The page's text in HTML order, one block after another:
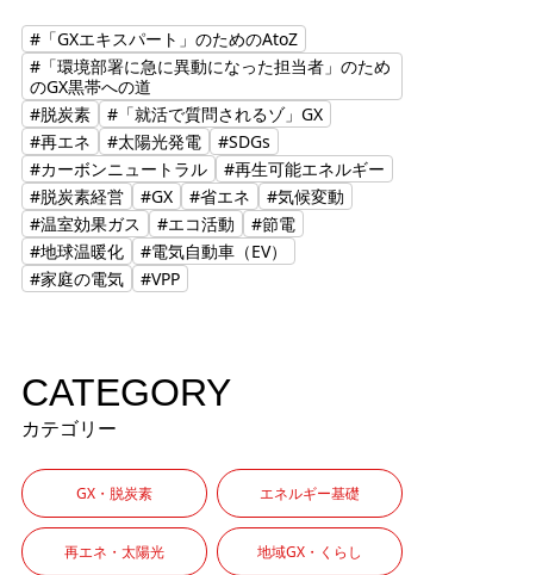
#「GXエキスパート」のためのAtoZ
#「環境部署に急に異動になった担当者」のため
のGX黒帯への道
#脱炭素
#「就活で質問されるゾ」GX
#再エネ
#太陽光発電
#SDGs
#カーボンニュートラル
#再生可能エネルギー
#脱炭素経営
#GX #省エネ
#気候変動
#温室効果ガス
#エコ活動
#節電
#地球温暖化
#電気自動車（EV）
#家庭の電気
#VPP
CATEGORY
カテゴリー
GX・脱炭素 エネルギー基礎
再エネ・太陽光 地域GX・くらし